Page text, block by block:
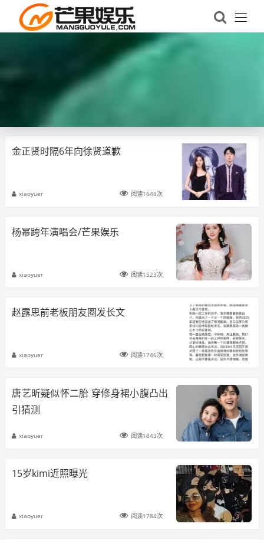
金正贤时隔6年向徐贤道歉
xiaoyuer 阅读1648次
杨幂跨年演唱会/芒果娱乐
xiaoyuer 阅读1523次
赵露思前老板朋友圈发长文
xiaoyuer 阅读1746次
唐艺昕疑似怀二胎 穿修身裙小腹凸出
引猜测
xiaoyuer 阅读1843次
15岁kimi近照曝光
xiaoyuer 阅读1784次